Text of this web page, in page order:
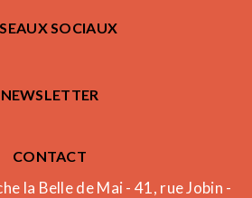
SOCIAUX
NEWSLETTER
CONTACT
la Belle de Mai - 41, rue Jobin -